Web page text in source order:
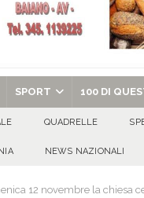
SPORT 100 DI
QUADRELLE
NEWS NAZIONALI
12 novembre la chiesa